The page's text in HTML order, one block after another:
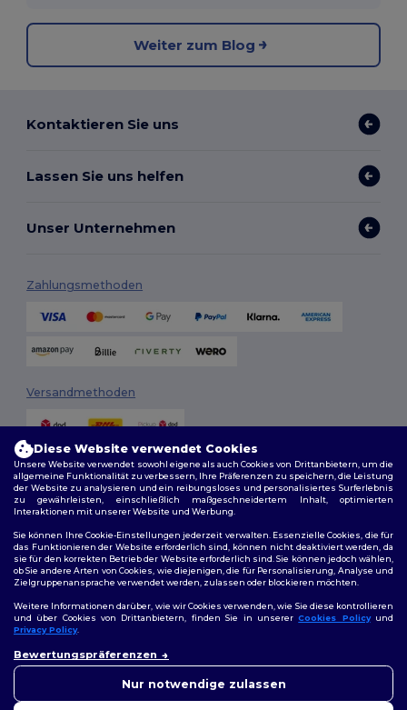
Weiter zum Blog
Kontaktieren Sie uns
Lassen Sie uns helfen
Unser Unternehmen
Zahlungsmethoden
Versandmethoden
Allgemeine Geschäftsbedingungen|Personalisierungsrichtlinien
|
Datenschutzbestimmungen
Berlin|Hamburg|München|Köln|Frankfurt|Essen|Dortmund|
Düsseldorf|Bremen
Diese Website verwendet Cookies
Unsere Website verwendet sowohl eigene als auch Cookies von Drittanbietern, um die
allgemeine Funktionalität zu verbessern, Ihre Präferenzen zu speichern, die Leistung
der Website zu analysieren und ein reibungsloses und personalisiertes Surferlebnis
zu gewährleisten, einschließlich maßgeschneidertem Inhalt, optimierten
Interaktionen mit unserer Website und Werbung.
Sie können Ihre Cookie-Einstellungen jederzeit verwalten. Essenzielle Cookies, die für
das Funktionieren der Website erforderlich sind, können nicht deaktiviert werden, da
sie für den korrekten Betrieb der Website erforderlich sind. Sie können jedoch wählen,
ob Sie andere Arten von Cookies, wie diejenigen, die für Personalisierung, Analyse und
Zielgruppenansprache verwendet werden, zulassen oder blockieren möchten.
Weitere Informationen darüber, wie wir Cookies verwenden, wie Sie diese kontrollieren
und über Cookies von Drittanbietern, finden Sie in unsererCookies Policyund
Privacy Policy.
Bewertungspräferenzen
Nur notwendige zulassen
uns jederzeit kontaktieren.